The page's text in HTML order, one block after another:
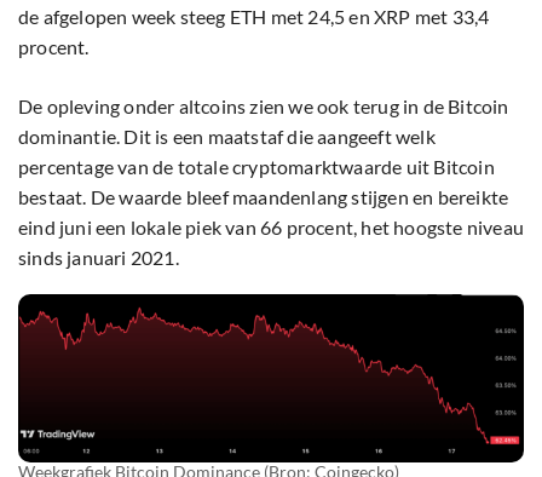
de afgelopen week steeg ETH met 24,5 en XRP met 33,4
procent.
De opleving onder altcoins zien we ook terug in de Bitcoin
dominantie. Dit is een maatstaf die aangeeft welk
percentage van de totale cryptomarktwaarde uit Bitcoin
bestaat. De waarde bleef maandenlang stijgen en bereikte
eind juni een lokale piek van 66 procent, het hoogste niveau
sinds januari 2021.
Weekgrafiek Bitcoin Dominance (Bron: Coingecko)